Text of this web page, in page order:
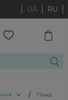
UA RU
/ Пінка для